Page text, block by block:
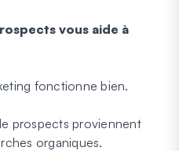
vous aide à
fonctionne bien.
prospects proviennent
organiques.